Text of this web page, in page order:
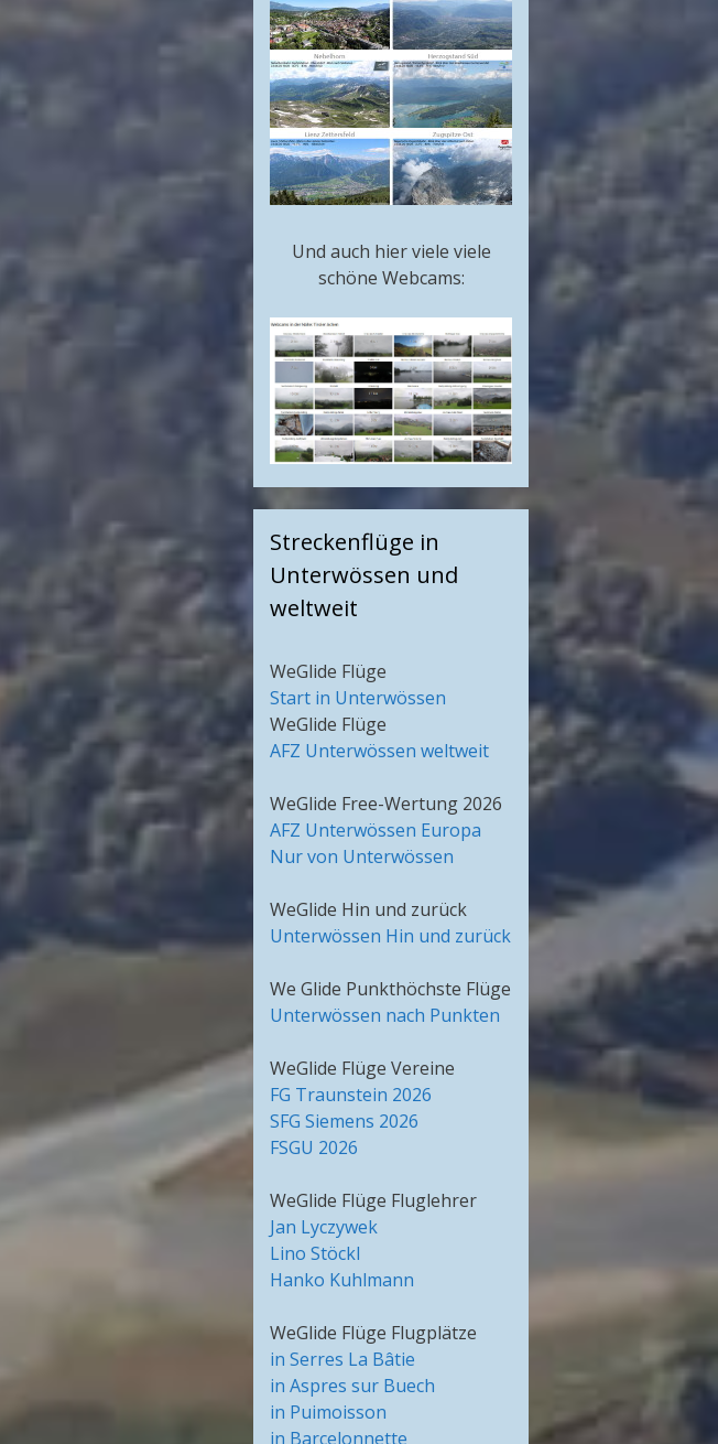
Und auch hier viele viele
schöne Webcams:
Streckenflüge in
Unterwössen und
weltweit
WeGlide Flüge
Start in Unterwössen
WeGlide Flüge
AFZ Unterwössen weltweit
WeGlide Free-Wertung 2026
AFZ Unterwössen Europa
Nur von Unterwössen
WeGlide Hin und zurück
Unterwössen Hin und zurück
We Glide Punkthöchste Flüge
Unterwössen nach Punkten
WeGlide Flüge Vereine
FG Traunstein 2026
SFG Siemens 2026
FSGU 2026
WeGlide Flüge Fluglehrer
Jan Lyczywek
Lino Stöckl
Hanko Kuhlmann
WeGlide Flüge Flugplätze
in Serres La Bâtie
in Aspres sur Buech
in Puimoisson
in Barcelonnette